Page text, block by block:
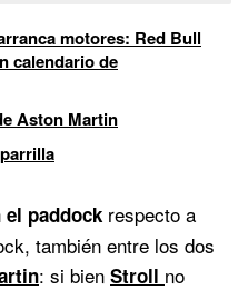
motores: Red Bull
calendario de
Aston Martin
paddock respecto a
también entre los dos
: si bien Stroll no